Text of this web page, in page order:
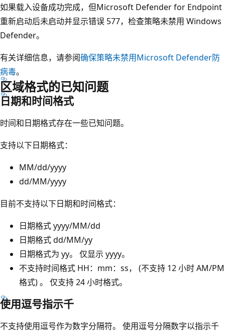
如果载入设备成功完成，但Microsoft Defender for Endpoint
重新启动后未启动并显示错误 577，检查策略未禁用 Windows
Defender。
有关详细信息，请参阅确保策略未禁用Microsoft Defender防
病毒。
区域格式的已知问题
日期和时间格式
时间和日期格式存在一些已知问题。
支持以下日期格式：
MM/dd/yyyy
dd/MM/yyyy
目前不支持以下日期和时间格式：
日期格式 yyyy/MM/dd
日期格式 dd/MM/yy
日期格式为 yy。 仅显示 yyyy。
不支持时间格式 HH：mm：ss， (不支持 12 小时 AM/PM
格式) 。 仅支持 24 小时格式。
使用逗号指示千
不支持使用逗号作为数字分隔符。 使用逗号分隔数字以指示千